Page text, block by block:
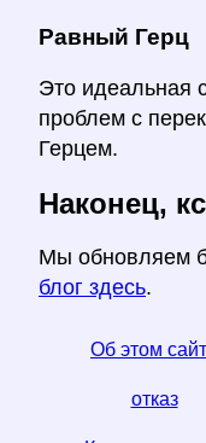
Равный Герц
Это идеальная
проблем с
Герцем.
Наконец,
Мы обновляем
блог здесь.
Об этом
отказ